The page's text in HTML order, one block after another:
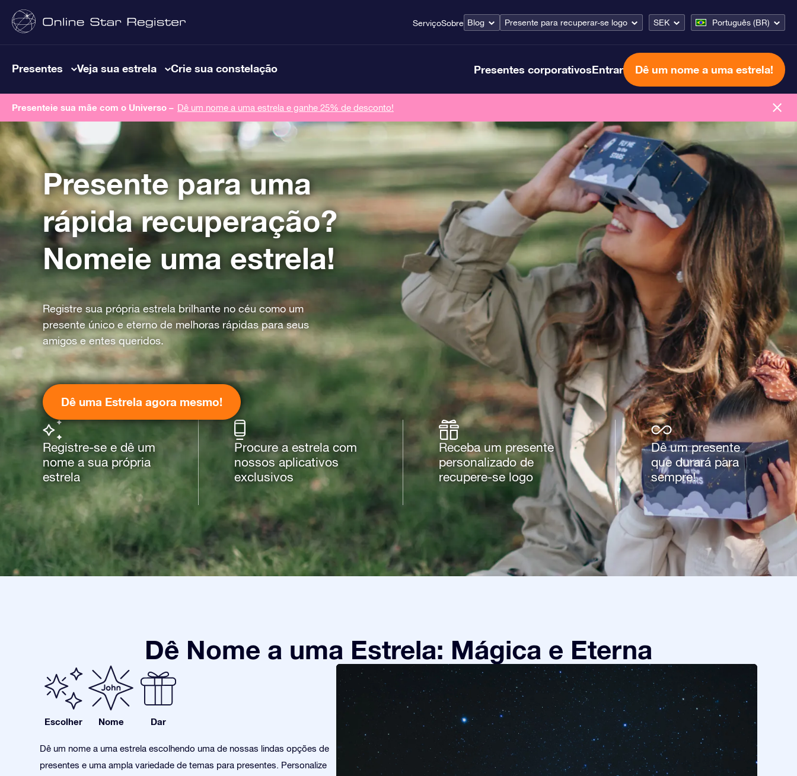
ServiçoSobre Blog Presente para recuperar-se logo SEK Português (BR)
Presentes Veja sua estrela Crie sua constelação Presentes corporativosEntrar Dê um nome a uma estrela!
Presenteie sua mãe com o Universo – Dê um nome a uma estrela e ganhe 25% de desconto!
Presente para uma
rápida recuperação?
Nomeie uma estrela!
Registre sua própria estrela brilhante no céu como um
presente único e eterno de melhoras rápidas para seus
amigos e entes queridos.
Dê uma Estrela agora mesmo!
Registre-se e dê um
nome a sua própria
estrela
Procure a estrela com
nossos aplicativos
exclusivos
Receba um presente
personalizado de
recupere-se logo
Dê um presente
que durará para
sempre!
Dê Nome a uma Estrela: Mágica e Eterna
Escolher Nome Dar
Dê um nome a uma estrela escolhendo uma de nossas lindas opções de
presentes e uma ampla variedade de temas para presentes. Personalize